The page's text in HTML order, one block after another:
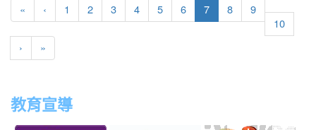
« ‹ 1 2 3 4 5 6 7(current)
8
9
10
› »
教育宣導